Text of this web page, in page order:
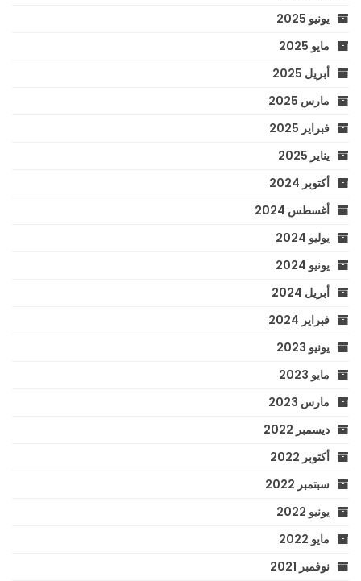
يونيو 2025
مايو 2025
أبريل 2025
مارس 2025
فبراير 2025
يناير 2025
أكتوبر 2024
أغسطس 2024
يوليو 2024
يونيو 2024
أبريل 2024
فبراير 2024
يونيو 2023
مايو 2023
مارس 2023
ديسمبر 2022
أكتوبر 2022
سبتمبر 2022
يونيو 2022
مايو 2022
نوفمبر 2021